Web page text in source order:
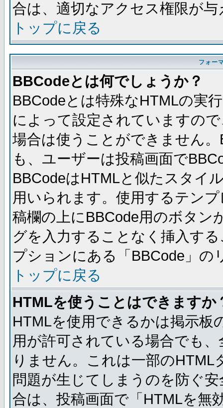
合は、適切なアクセス権限が
トップに戻る
フォー
BBCodeとは何でしょうか？
BBCodeとは特殊なHTMLの実
によって設定されていますの
場合は使うことができません
も、ユーザーは投稿画面で
BBCodeはHTMLと似たスタイ
用いられます。使用するテン
稿欄の上にBBCode用のボタン
グを入力することなく挿入す
プションにある「BBCode」
トップに戻る
HTMLを使うことはできますか
HTMLを使用できるかは掲示板
用が許可されている場合でも
りません。これは一部の
問題が生じてしまうのを防ぐ
合は、投稿画面で「HTMLを無